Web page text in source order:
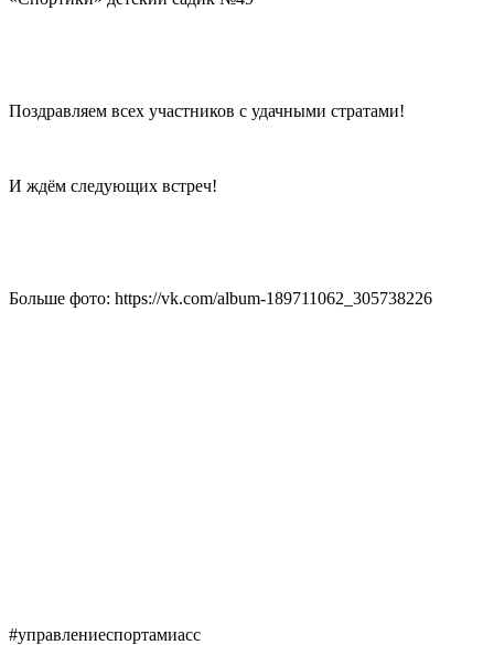
Поздравляем всех участников с удачными стратами!
И ждём следующих встреч!
Больше фото: https://vk.com/album-189711062_305738226
#управлениеспортамиасс